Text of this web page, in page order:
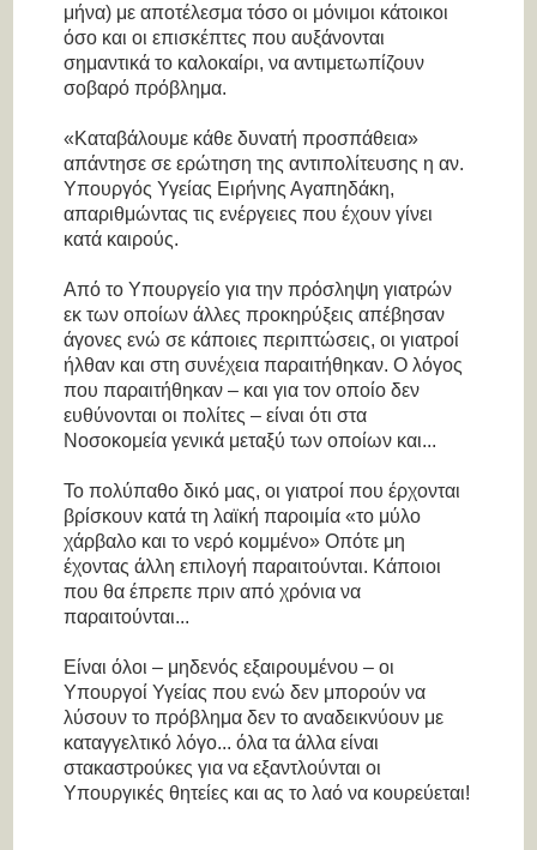
μήνα) με αποτέλεσμα τόσο οι μόνιμοι κάτοικοι
όσο και οι επισκέπτες που αυξάνονται
σημαντικά το καλοκαίρι, να αντιμετωπίζουν
σοβαρό πρόβλημα.
«Καταβάλουμε κάθε δυνατή προσπάθεια»
απάντησε σε ερώτηση της αντιπολίτευσης η αν.
Υπουργός Υγείας Ειρήνης Αγαπηδάκη,
απαριθμώντας τις ενέργειες που έχουν γίνει
κατά καιρούς.
Από το Υπουργείο για την πρόσληψη γιατρών
εκ των οποίων άλλες προκηρύξεις απέβησαν
άγονες ενώ σε κάποιες περιπτώσεις, οι γιατροί
ήλθαν και στη συνέχεια παραιτήθηκαν. Ο λόγος
που παραιτήθηκαν – και για τον οποίο δεν
ευθύνονται οι πολίτες – είναι ότι στα
Νοσοκομεία γενικά μεταξύ των οποίων και...
Το πολύπαθο δικό μας, οι γιατροί που έρχονται
βρίσκουν κατά τη λαϊκή παροιμία «το μύλο
χάρβαλο και το νερό κομμένο» Οπότε μη
έχοντας άλλη επιλογή παραιτούνται. Κάποιοι
που θα έπρεπε πριν από χρόνια να
παραιτούνται...
Είναι όλοι – μηδενός εξαιρουμένου – οι
Υπουργοί Υγείας που ενώ δεν μπορούν να
λύσουν το πρόβλημα δεν το αναδεικνύουν με
καταγγελτικό λόγο... όλα τα άλλα είναι
στακαστρούκες για να εξαντλούνται οι
Υπουργικές θητείες και ας το λαό να κουρεύεται!